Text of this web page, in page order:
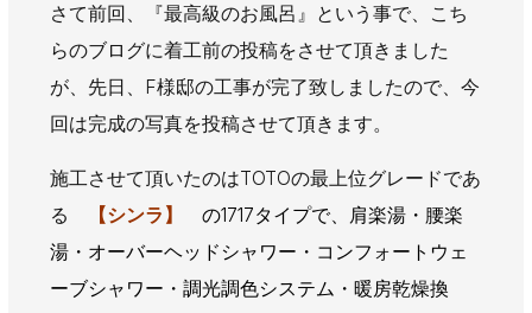
お知らせ
社長ブログ イベント お知らせ
チラシ
AWAJYUブログ
安房住まいる
大型工事施工事例
採用情報
協力会社募集
さて前回、『最高級のお風呂』という事で、こち
らのブログに着工前の投稿をさせて頂きました
が、先日、F様邸の工事が完了致しましたので、今
回は完成の写真を投稿させて頂きます。
施工させて頂いたのはTOTOの最上位グレードであ
る
【シンラ】
の1717タイプで、肩楽湯・腰楽
湯・オーバーヘッドシャワー・コンフォートウェ
ーブシャワー・調光調色システム・暖房乾燥換